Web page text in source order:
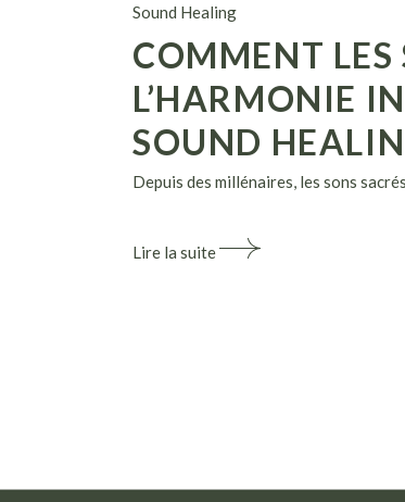
Sound Healing
COMMENT LES
L’HARMONIE
SOUND
Depuis des millénaires, les sons
Lire la suite